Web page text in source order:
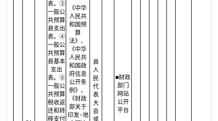
表。③
一般公
共预算
县支出
表。④
一般公
共预算
县基本
支出
表。⑤
一般公
共预算
税收返
还和转
移支付
《中华
人民共
和国预
算
法》、
《中华
人民共
和国政
府信息
公开条
例》、
《财政
部关于
印发<地
县
人
民
代
表
大
会
或
■财政
部门
网站
公开
平台